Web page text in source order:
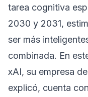
tarea cognitiva
2030 y 2031,
ser más
combinada. En
xAI, su empresa
explicó, cuenta